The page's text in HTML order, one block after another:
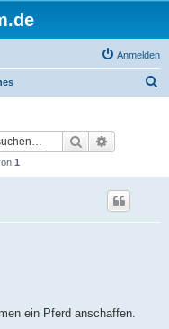
Anmelden
Suche
1
ein Pferd anschaffen.